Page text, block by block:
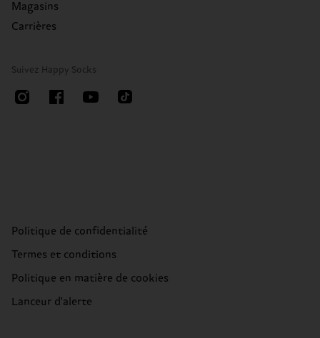
Magasins
Carrières
Suivez Happy Socks
Politique de confidentialité
Termes et conditions
Politique en matière de cookies
Lanceur d'alerte